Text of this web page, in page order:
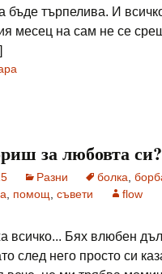
бъде търпелива. И
месец на сам не се
за любовта си?
Разни болка
помощ съвети flow
всичко... Бях влюбен
след него просто си